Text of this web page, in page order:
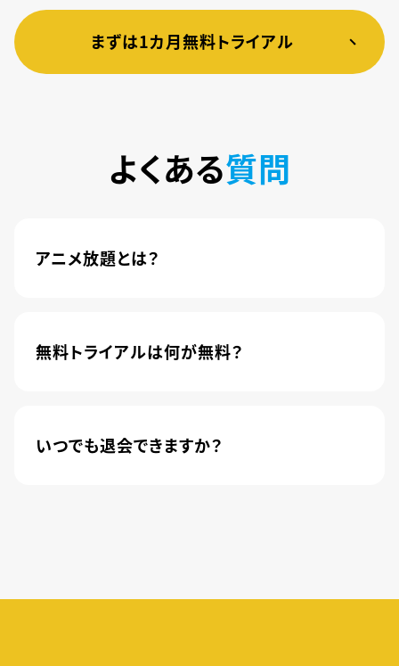
まずは1カ月無料トライアル
よくある質問
アニメ放題とは？
されました。
無料トライアルは何が無料？
いつでも退会できますか？